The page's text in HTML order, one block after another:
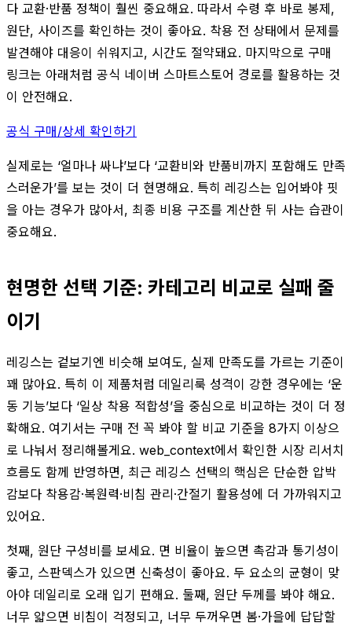
다 교환·반품 정책이 훨씬 중요해요. 따라서 수령 후 바로 봉제,
원단, 사이즈를 확인하는 것이 좋아요. 착용 전 상태에서 문제를
발견해야 대응이 쉬워지고, 시간도 절약돼요. 마지막으로 구매
링크는 아래처럼 공식 네이버 스마트스토어 경로를 활용하는 것
이 안전해요.
공식 구매/상세 확인하기
실제로는 ‘얼마나 싸냐’보다 ‘교환비와 반품비까지 포함해도 만족
스러운가’를 보는 것이 더 현명해요. 특히 레깅스는 입어봐야 핏
을 아는 경우가 많아서, 최종 비용 구조를 계산한 뒤 사는 습관이
중요해요.
현명한 선택 기준: 카테고리 비교로 실패 줄
이기
레깅스는 겉보기엔 비슷해 보여도, 실제 만족도를 가르는 기준이
꽤 많아요. 특히 이 제품처럼 데일리룩 성격이 강한 경우에는 ‘운
동 기능’보다 ‘일상 착용 적합성’을 중심으로 비교하는 것이 더 정
확해요. 여기서는 구매 전 꼭 봐야 할 비교 기준을 8가지 이상으
로 나눠서 정리해볼게요. web_context에서 확인한 시장 리서치
흐름도 함께 반영하면, 최근 레깅스 선택의 핵심은 단순한 압박
감보다 착용감·복원력·비침 관리·간절기 활용성에 더 가까워지고
있어요.
첫째, 원단 구성비를 보세요. 면 비율이 높으면 촉감과 통기성이
좋고, 스판덱스가 있으면 신축성이 좋아요. 두 요소의 균형이 맞
아야 데일리로 오래 입기 편해요. 둘째, 원단 두께를 봐야 해요.
너무 얇으면 비침이 걱정되고, 너무 두꺼우면 봄·가을에 답답할